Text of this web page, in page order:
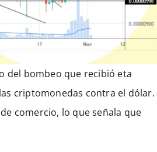
del bombeo que recibió eta
criptomonedas contra el dólar.
comercio, lo que señala que